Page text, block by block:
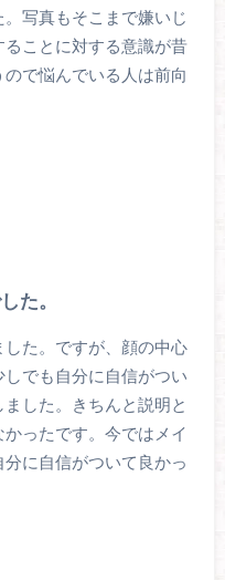
写真もそこまで嫌いじ
ことに対する意識が昔
で悩んでいる人は前向
た。
た。ですが、顔の中心
でも自分に自信がつい
した。きちんと説明と
ったです。今ではメイ
に自信がついて良かっ